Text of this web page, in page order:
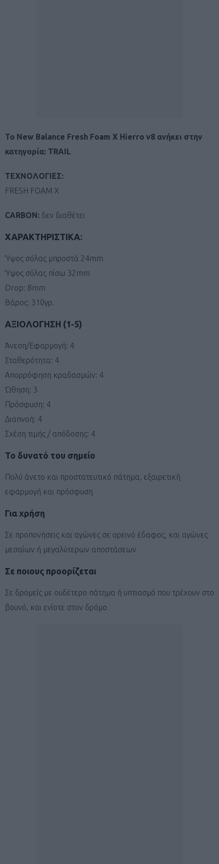
To New Balance Fresh Foam X Hierro v8 ανήκει στην
κατηγορία: TRAIL
ΤΕΧΝΟΛΟΓΙΕΣ:
FRESH FOAM X
CARBON: δεν διαθέτει
ΧΑΡΑΚΤΗΡΙΣΤΙΚΑ:
Ύψος σόλας μπροστά 24mm
Ύψος σόλας πίσω 32mm
Drop: 8mm
Βάρος: 310γρ.
ΑΞΙΟΛΟΓΗΣΗ (1-5)
Άνεση/Εφαρμογή: 4
Σταθερότητα: 4
Απορρόφηση κραδασμών: 4
Ώθηση: 3
Πρόσφυση: 4
Διαπνοή: 4
Σχέση τιμής / απόδοσης: 4
Το δυνατό του σημείο
Πολύ άνετο και προστατευτικό πάτημα, εξαιρετική
εφαρμογή και πρόσφυση
Για χρήση
Σε προπονήσεις και αγώνες σε ορεινό έδαφος, και αγώνες
μεσαίων ή μεγαλύτερων αποστάσεων
Σε ποιους προορίζεται
Σε δρομείς με ουδέτερο πάτημα ή υπτιασμό που τρέχουν στο
βουνό, και ενίοτε στον δρόμο